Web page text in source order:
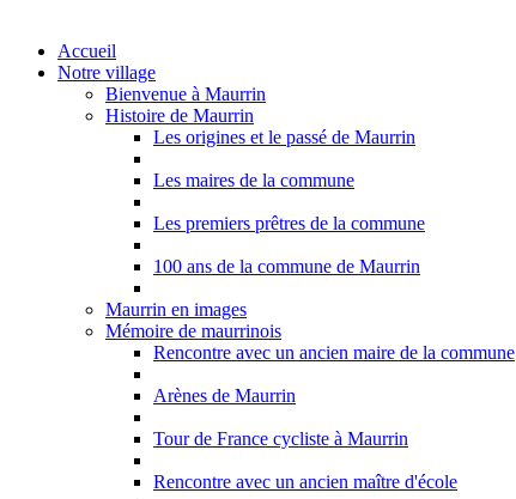
Accueil
Notre village
Bienvenue à Maurrin
Histoire de Maurrin
Les origines et le passé de Maurrin
Les maires de la commune
Les premiers prêtres de la commune
100 ans de la commune de Maurrin
Maurrin en images
Mémoire de maurrinois
Rencontre avec un ancien maire de la commune
Arènes de Maurrin
Tour de France cycliste à Maurrin
Rencontre avec un ancien maître d'école